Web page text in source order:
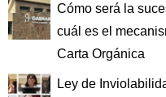
Cómo será la
cuál es el
Carta Orgánica
Ley de